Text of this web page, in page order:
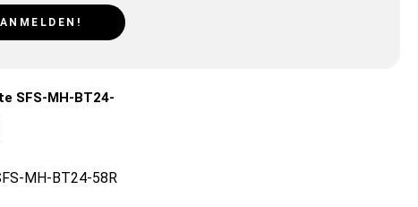
ANMELDEN!
SFS-MH-BT24-
MH-BT24-58R